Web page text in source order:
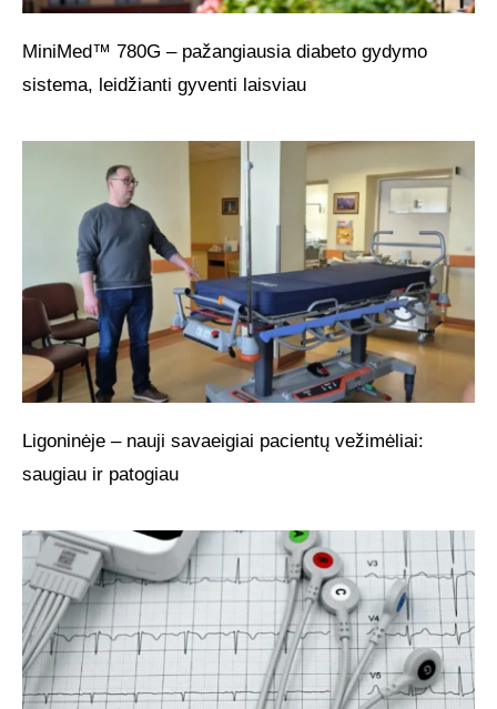
MiniMed™ 780G – pažangiausia diabeto gydymo
sistema, leidžianti gyventi laisviau
Ligoninėje – nauji savaeigiai pacientų vežimėliai:
saugiau ir patogiau